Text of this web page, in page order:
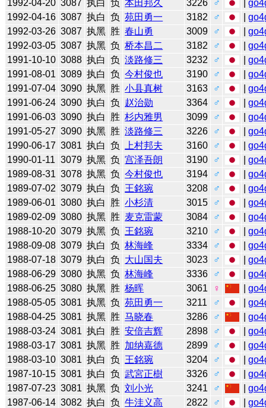
1992-04-20 3087 执白 负 本田邦久 3226 ♂ |
1992-04-16 3087 执白 负 苑田勇一 3182 ♂ |
1992-03-26 3087 执黑 胜 春山勇 3009 ♂ |
1992-03-05 3087 执黑 负 桥本昌二 3182 ♂ |
1991-10-10 3088 执白 负 淡路修三 3232 ♂ |
1991-08-01 3089 执白 负 今村俊也 3190 ♂ |
1991-07-04 3090 执黑 胜 小县真树 3163 ♂ |
1991-06-24 3090 执白 负 赵治勋 3364 ♂ |
1991-06-03 3090 执白 胜 杉内雅男 3099 ♂ |
1991-05-27 3090 执黑 胜 淡路修三 3226 ♂ |
1990-06-17 3081 执白 负 上村邦夫 3160 ♂ |
1990-01-11 3079 执黑 负 宫泽吾朗 3190 ♂ |
1989-08-31 3078 执黑 负 今村俊也 3194 ♂ |
1989-07-02 3079 执白 负 王銘琬 3208 ♂ |
1989-06-01 3080 执白 胜 小杉清 3015 ♂ |
1989-02-09 3080 执黑 胜 麦克雷蒙 3084 ♂ |
1988-10-20 3079 执黑 负 王銘琬 3210 ♂ |
1988-09-08 3079 执白 负 林海峰 3334 ♂ |
1988-07-18 3079 执白 负 大山国夫 3023 ♂ |
1988-06-29 3080 执黑 负 林海峰 3336 ♂ |
1988-06-25 3080 执黑 胜 杨晖 3061 ♀ |
1988-05-05 3081 执黑 负 苑田勇一 3211 ♂ |
1988-04-25 3081 执黑 胜 马晓春 3286 ♂ |
1988-03-24 3081 执白 胜 安倍吉辉 2898 ♂ |
1988-03-17 3081 执黑 胜 加纳嘉德 2899 ♂ |
1988-03-10 3081 执白 负 王銘琬 3204 ♂ |
1987-10-15 3081 执白 负 武宮正樹 3326 ♂ |
1987-07-23 3081 执黑 负 刘小光 3241 ♂ |
1987-06-14 3082 执白 负 牛洼义高 2822 ♂ |